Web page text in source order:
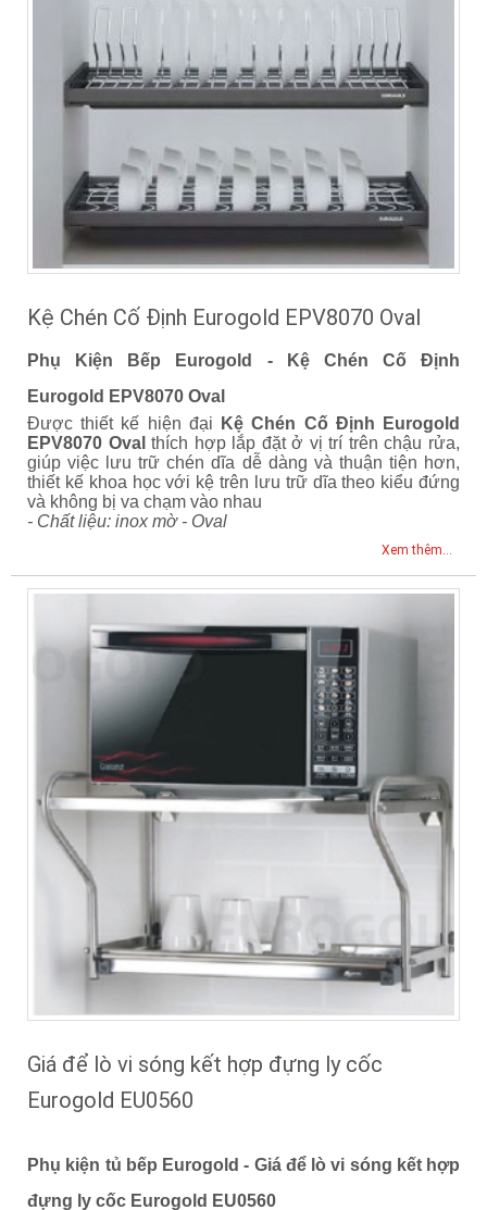
Kệ Chén Cố Định Eurogold EPV8070 Oval
Phụ Kiện Bếp Eurogold - Kệ Chén Cố Định
Eurogold EPV8070 Oval
Được thiết kế hiện đại
Kệ Chén Cố Định Eurogold
EPV8070 Ovalthích hợp lắp đặt ở vị trí trên chậu rửa,
giúp việc lưu trữ chén dĩa dễ dàng và thuận tiện hơn,
thiết kế khoa học với kệ trên lưu trữ dĩa theo kiểu đứng
và không bị va chạm vào nhau
- Chất liệu: inox mờ - Oval
Xem thêm...
Giá để lò vi sóng kết hợp đựng ly cốc
Eurogold EU0560
Phụ kiện tủ bếp Eurogold - Giá để lò vi sóng kết hợp
đựng ly cốc Eurogold EU0560